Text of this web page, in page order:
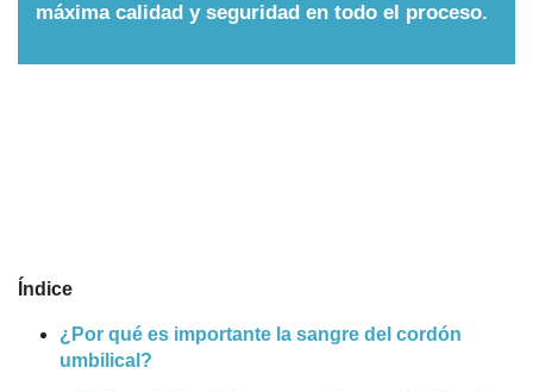
máxima calidad y seguridad en todo el proceso.
Índice
¿Por qué es importante la sangre del cordón
umbilical?